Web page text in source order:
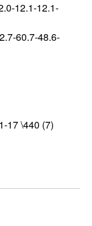
12.1-12.1-
60.7-48.6-
17 \440 (7)